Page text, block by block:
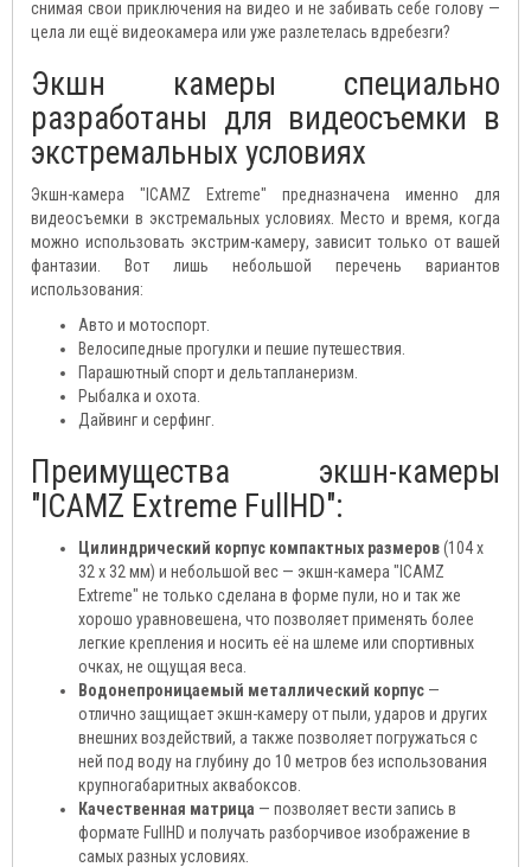
снимая свои приключения на видео и не забивать себе голову —
цела ли ещё видеокамера или уже разлетелась вдребезги?
Экшн камеры специально
разработаны для видеосъемки в
экстремальных условиях
Экшн-камера "ICAMZ Extreme" предназначена именно для
видеосъемки в экстремальных условиях. Место и время, когда
можно использовать экстрим-камеру, зависит только от вашей
фантазии. Вот лишь небольшой перечень вариантов
использования:
Авто и мотоспорт.
Велосипедные прогулки и пешие путешествия.
Парашютный спорт и дельтапланеризм.
Рыбалка и охота.
Дайвинг и серфинг.
Преимущества экшн-камеры
"ICAMZ Extreme FullHD":
Цилиндрический корпус компактных размеров(104 x
32 x 32 мм) и небольшой вес — экшн-камера "ICAMZ
Extreme" не только сделана в форме пули, но и так же
хорошо уравновешена, что позволяет применять более
легкие крепления и носить её на шлеме или спортивных
очках, не ощущая веса.
Водонепроницаемый металлический корпус —
отлично защищает экшн-камеру от пыли, ударов и других
внешних воздействий, а также позволяет погружаться с
ней под воду на глубину до 10 метров без использования
крупногабаритных аквабоксов.
Качественная матрица — позволяет вести запись в
формате FullHD и получать разборчивое изображение в
самых разных условиях.